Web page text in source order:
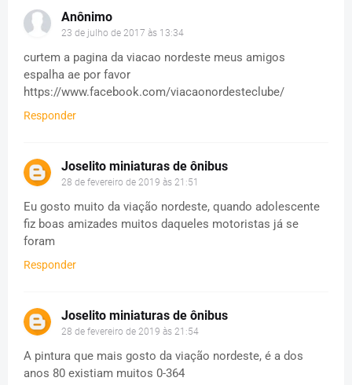
Anônimo
23 de julho de 2017 às 13:34
curtem a pagina da viacao nordeste meus amigos
espalha ae por favor
https://www.facebook.com/viacaonordesteclube/
Responder
Joselito miniaturas de ônibus
28 de fevereiro de 2019 às 21:51
Eu gosto muito da viação nordeste, quando adolescente
fiz boas amizades muitos daqueles motoristas já se
foram
Responder
Joselito miniaturas de ônibus
28 de fevereiro de 2019 às 21:54
A pintura que mais gosto da viação nordeste, é a dos
anos 80 existiam muitos 0-364